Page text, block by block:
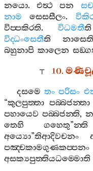
නයො.එත්‍ථ පන
නාම
සෙසසීලං.
විප‍්පකිරති. විධමතීති
විද‍්ධංසෙතීති නාසෙති
බහුනාපි කාලෙන
10.
දසමෙ තං පරිසං
“කුලපුත‍්තා පබ‍්බජන‍්තා
පහායෙව පබ‍්බජන‍්ති, න
තෙහි
ගහෙතු”න‍්ති
අය්‍යො”තිආදිවචනං
පඤ‍්චකාමගුණකප‍්පනං
අසක්‍යපුත‍්තියධම‍්මොති